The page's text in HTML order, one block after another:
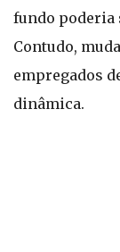
fundo poderia
Contudo,
empregados
dinâmica.